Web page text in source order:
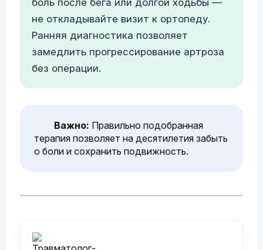
боль после бега или долгой ходьбы —
не откладывайте визит к ортопеду.
Ранняя диагностика позволяет
замедлить прогрессирование артроза
без операции.
Важно: Правильно подобранная
терапия позволяет на десятилетия забыть
о боли и сохранить подвижность.